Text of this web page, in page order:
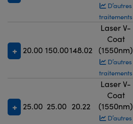
D’autres
traitements
20.00 150.00148.02
Laser V-
Coat
(1550nm)
D’autres
traitements
25.00 25.00 20.22
Laser V-
Coat
(1550nm)
D’autres